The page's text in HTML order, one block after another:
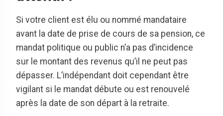
Si votre client est élu ou nommé mandataire
avant la date de prise de cours de sa pension, ce
mandat politique ou public n’a pas d’incidence
sur le montant des revenus qu’il ne peut pas
dépasser. L’indépendant doit cependant être
vigilant si le mandat débute ou est renouvelé
après la date de son départ à la retraite.